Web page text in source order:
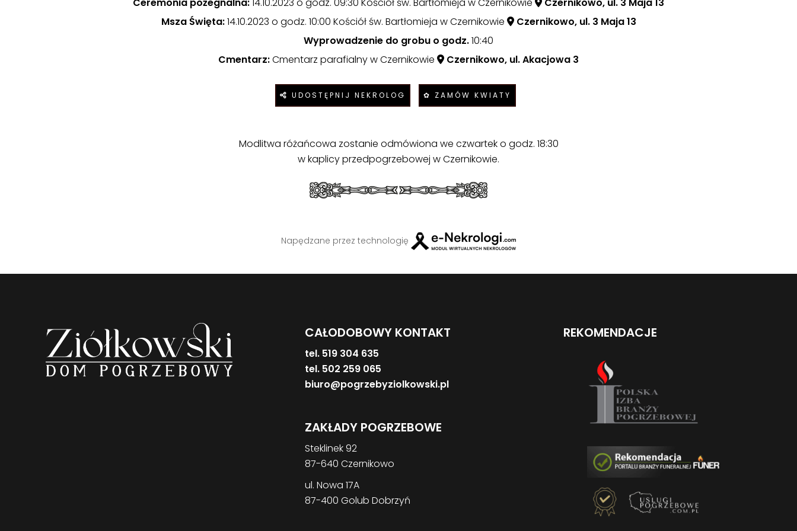
Msza Święta:14.10.2023 o godz. 10:00 Kościół św. Bartłomieja w Czernikowie
Czernikowo, ul. 3 Maja 13
Wyprowadzenie do grobu o godz.10:40
Cmentarz:Cmentarz parafialny w Czernikowie Czernikowo, ul. Akacjowa 3
UDOSTĘPNIJ NEKROLOG ✿ ZAMÓW KWIATY
Modlitwa różańcowa zostanie odmówiona we czwartek o godz. 18:30
w kaplicy przedpogrzebowej w Czernikowie.
Napędzane przez technologię
CAŁODOBOWY KONTAKT
tel. 519 304 635
tel. 502 259 065
biuro@pogrzebyziolkowski.pl
ZAKŁADY POGRZEBOWE
Steklinek 92
87-640 Czernikowo
ul. Nowa 17A
87-400 Golub Dobrzyń
REKOMENDACJE